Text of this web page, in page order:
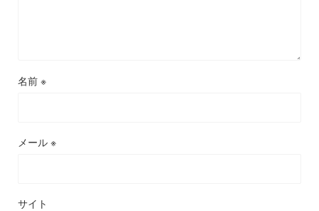
名前 ※
メール ※
サイト